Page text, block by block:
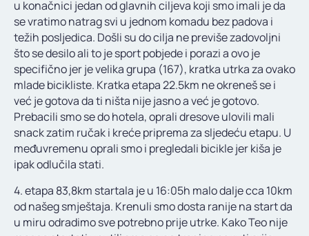
u konačnici jedan od glavnih ciljeva koji smo imali je da
se vratimo natrag svi u jednom komadu bez padova i
težih posljedica. Došli su do cilja ne previše zadovoljni
što se desilo ali to je sport pobjede i porazi a ovo je
specifično jer je velika grupa (167), kratka utrka za ovako
mlade bicikliste. Kratka etapa 22.5km ne okreneš se i
već je gotova da ti ništa nije jasno a već je gotovo.
Prebacili smo se do hotela, oprali dresove ulovili mali
snack zatim ručak i kreće priprema za sljedeću etapu. U
međuvremenu oprali smo i pregledali bicikle jer kiša je
ipak odlučila stati.
4. etapa 83,8km startala je u 16:05h malo dalje cca 10km
od našeg smještaja. Krenuli smo dosta ranije na start da
u miru odradimo sve potrebno prije utrke. Kako Teo nije